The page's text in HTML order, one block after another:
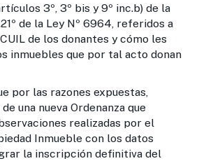
3º, 3º bis y 9º inc.b) de la
de la Ley Nº 6964, referidos a
de los donantes y cómo les
inmuebles que por tal acto donan
expuestas,
una nueva Ordenanza que
realizadas por el
Inmueble con los datos
la inscripción definitiva del